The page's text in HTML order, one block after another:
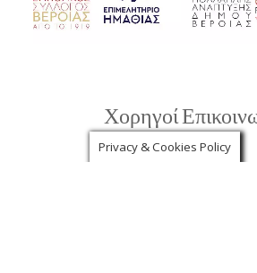
Χορηγοί
Privacy & Cookies Policy